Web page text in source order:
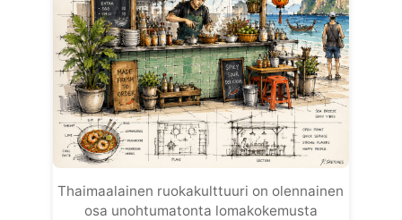
Thaimaalainen ruokakulttuuri on olennainen
osa unohtumatonta lomakokemusta